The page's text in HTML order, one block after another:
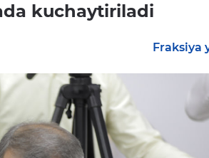
kuchaytiriladi
Fraksiya